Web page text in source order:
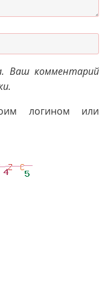
Ваш комментарий
логином или